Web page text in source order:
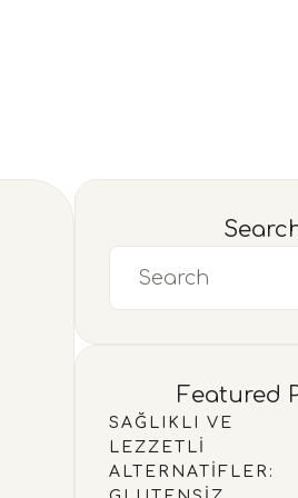
Featured
SAĞLIKLI VE
LEZZETLI
ALTERNATIFLER: